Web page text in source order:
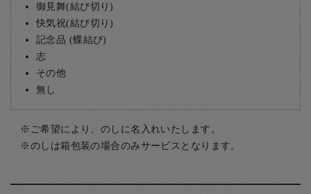
御見舞(結び切り)
快気祝(結び切り)
記念品 (蝶結び)
志
その他
無し
ご希望により、のしに名入れいたします。
のしは箱包装の場合のみサービスとなります。